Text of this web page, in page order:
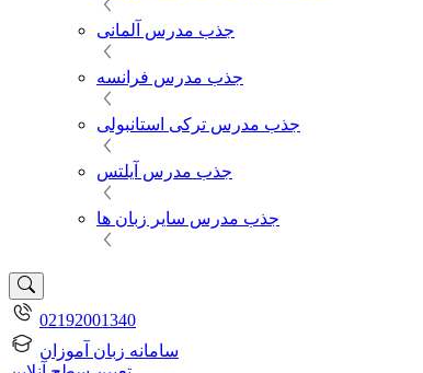
جذب مدرس آلمانی
جذب مدرس فرانسه
جذب مدرس ترکی استانبولی
جذب مدرس آیلتس
جذب مدرس سایر زبان ها
02192001340
سامانه زبان آموزان